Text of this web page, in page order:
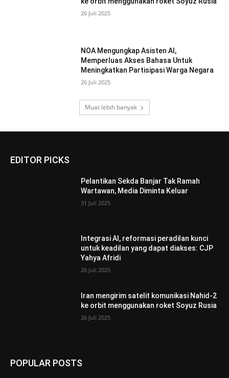
26 Juli 2025
NOA Mengungkap Asisten AI,
Memperluas Akses Bahasa Untuk
Meningkatkan Partisipasi Warga Negara
26 Juli 2025
Muat lebih banyak
EDITOR PICKS
Pelantikan Sekda Banjar Tak Ramah
Wartawan, Media Diminta Keluar
31 Juli 2025
Integrasi AI, reformasi peradilan kunci
untuk keadilan yang dapat diakses: CJP
Yahya Afridi
26 Juli 2025
Iran mengirim satelit komunikasi Nahid-2
ke orbit menggunakan roket Soyuz Rusia
26 Juli 2025
POPULAR POSTS